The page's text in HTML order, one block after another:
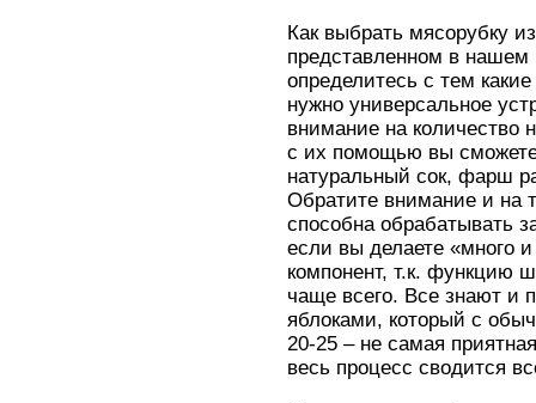
Как выбрать мясорубку
представленном в нашем
определитесь с тем
нужно универсальное
внимание на количество
с их помощью вы
натуральный сок, фарш
Обратите внимание и на
способна обрабатывать
если вы делаете «много
компонент, т.к. функцию
чаще всего. Все знают и
яблоками, который с
20-25 – не самая
весь процесс сводится